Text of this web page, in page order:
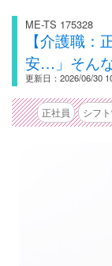
ME-TS 175328
【介護職：
安…」そん
更新日：2026/06/30
正社員 シフ